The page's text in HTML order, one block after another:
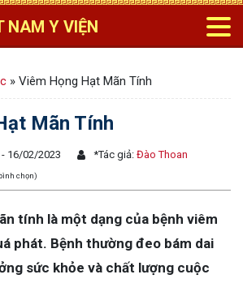
NAM Y VIỆN
» Viêm Họng Hạt Mãn Tính
Mãn Tính
16/02/2023 *Tác giả: Đào Thoan
chọn)
tính là một dạng của bệnh viêm
phát. Bệnh thường đeo bám dai
sức khỏe và chất lượng cuộc